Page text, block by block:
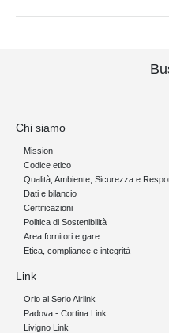
Chi siamo
Mission
Codice etico
Qualità, Ambiente, Sicurezza e
Dati e bilancio
Certificazioni
Politica di Sostenibilità
Area fornitori e gare
Etica, compliance e integrità
Link
Orio al Serio Airlink
Padova - Cortina Link
Livigno Link